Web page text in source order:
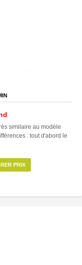
similaire au modèle
: tout d'abord le
PRIX